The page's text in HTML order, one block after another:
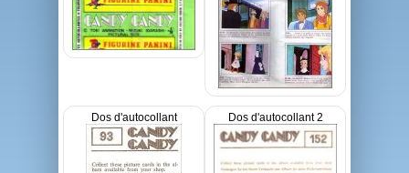
Dos d'autocollant Dos d'autocollant 2